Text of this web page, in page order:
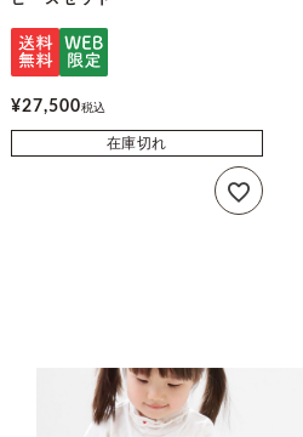
¥27,500税込
在庫切れ